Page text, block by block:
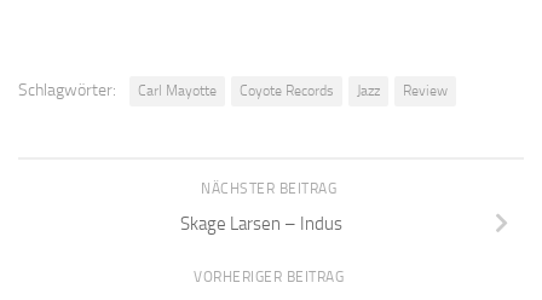
Schlagwörter: Carl Mayotte Coyote Records Jazz Review
NÄCHSTER BEITRAG
Skage Larsen – Indus
VORHERIGER BEITRAG